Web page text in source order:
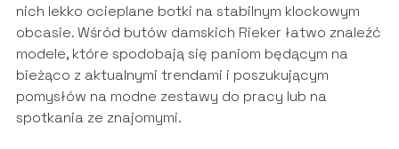
nich lekko ocieplane botki na stabilnym klockowym
obcasie. Wśród butów damskich Rieker łatwo znaleźć
modele, które spodobają się paniom będącym na
bieżąco z aktualnymi trendami i poszukującym
pomysłów na modne zestawy do pracy lub na
spotkania ze znajomymi.